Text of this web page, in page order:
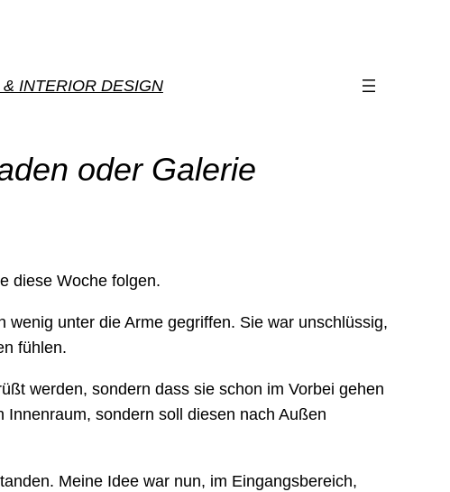
INTERIOR DESIGN
oder Galerie
diese Woche folgen.
unter die Arme gegriffen. Sie war unschlüssig,
fühlen.
werden, sondern dass sie schon im Vorbei gehen
Innenraum, sondern soll diesen nach Außen
Meine Idee war nun, im Eingangsbereich,